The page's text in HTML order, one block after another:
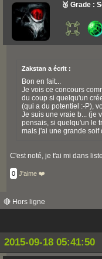
🥉 Grade :
Zakstan a écrit :
Bon en fait...
Je vois ce concours
du coup si quelqu'un
(qui a du potentiel :-P),
Je suis une vraie b... (je
pensais, si quelqu'un le
mais j'ai une grande soif
C'est noté, je t'ai mi dans
0 J'aime ❤️
🔴 Hors ligne
2015-09-18 05:41:50